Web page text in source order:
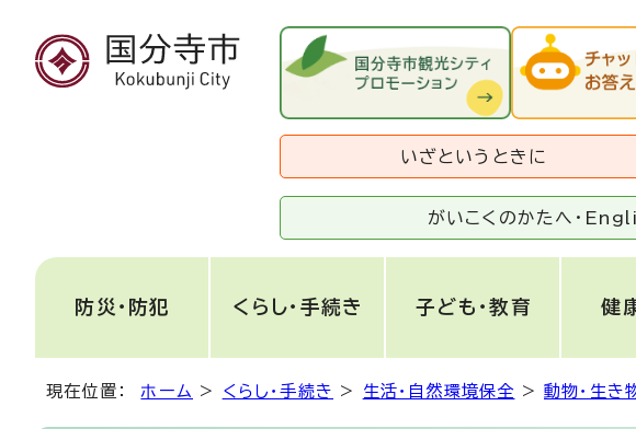
いざというときに
がいこくのかたへ・
防災・防犯 くらし・手続き 子ども・教育 健
現在位置： ホーム > くらし・手続き > 生活・自然環境保全 >動物・生き